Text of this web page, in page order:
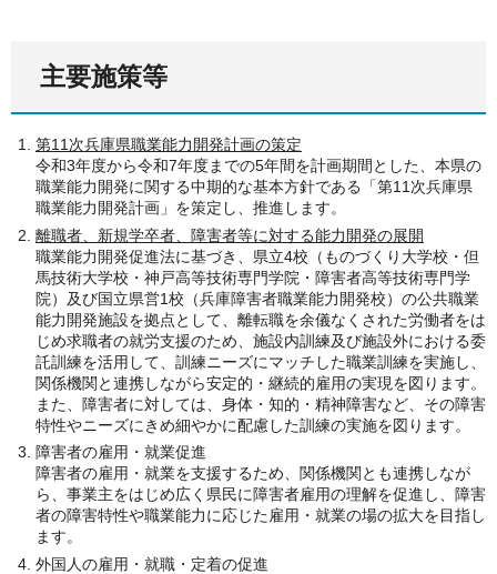
主要施策等
第11次兵庫県職業能力開発計画の策定
令和3年度から令和7年度までの5年間を計画期間とした、本県の
職業能力開発に関する中期的な基本方針である「第11次兵庫県
職業能力開発計画」を策定し、推進します。
離職者、新規学卒者、障害者等に対する能力開発の展開
職業能力開発促進法に基づき、県立4校（ものづくり大学校・但
馬技術大学校・神戸高等技術専門学院・障害者高等技術専門学
院）及び国立県営1校（兵庫障害者職業能力開発校）の公共職業
能力開発施設を拠点として、離転職を余儀なくされた労働者をは
じめ求職者の就労支援のため、施設内訓練及び施設外における委
託訓練を活用して、訓練ニーズにマッチした職業訓練を実施し、
関係機関と連携しながら安定的・継続的雇用の実現を図ります。
また、障害者に対しては、身体・知的・精神障害など、その障害
特性やニーズにきめ細やかに配慮した訓練の実施を図ります。
障害者の雇用・就業促進
障害者の雇用・就業を支援するため、関係機関とも連携しなが
ら、事業主をはじめ広く県民に障害者雇用の理解を促進し、障害
者の障害特性や職業能力に応じた雇用・就業の場の拡大を目指し
ます。
外国人の雇用・就職・定着の促進